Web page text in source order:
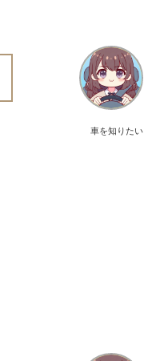
車を知りたい